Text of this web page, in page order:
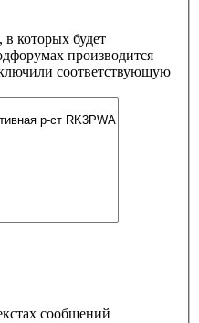
которых будет
производится
соответствующую
сообщений